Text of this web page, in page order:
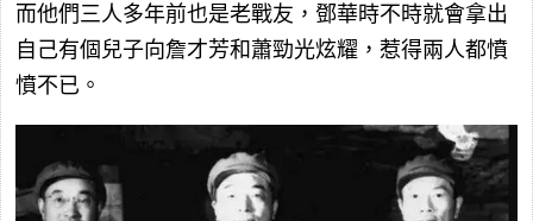
而他們三人多年前也是老戰友，鄧華時不時就會拿出
自己有個兒子向詹才芳和蕭勁光炫耀，惹得兩人都憤
憤不已。